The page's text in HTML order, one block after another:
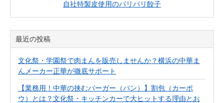
自社特製皮使用のパリパリ餃子
最近の投稿
文化祭・学園祭で肉まんを販売しませんか？横浜の中華ま
んメーカー正華が徹底サポート
【業務用！中華の挟むバーガー（パン）】割包（カーポ
ウ）とは？文化祭・キッチンカーで大ヒットする理由とお